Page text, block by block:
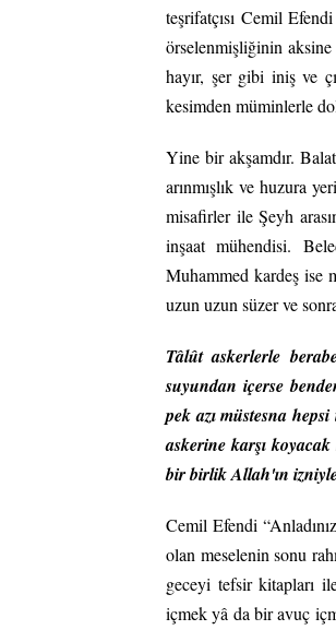
teşrifatçısı Cemil
örselenmişliğinin
hayır, şer gibi iniş ve
kesimden müminlerle
Yine bir akşamdır.
arınmışlık ve huzura
misafirler ile Şeyh
inşaat mühendisi.
Muhammed kardeş ise
uzun uzun süzer ve
Tâlût askerlerle
suyundan içerse
pek azı müstesna
askerine karşı
bir birlik Allah'ın
Cemil Efendi
olan meselenin sonu
geceyi tefsir kitapları
içmek yâ da bir avuç